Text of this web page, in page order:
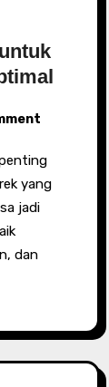
yang
jadi
dan